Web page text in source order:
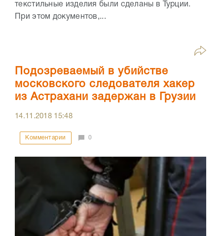
текстильные изделия были сделаны в Турции.
При этом документов,...
Подозреваемый в убийстве
московского следователя хакер
из Астрахани задержан в Грузии
14.11.2018 15:48
Комментарии 0